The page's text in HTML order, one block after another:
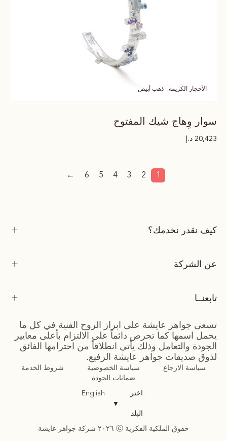
الأحجار الكريمة - ذهب أبيض
سوار وِهاج شيك المفتوح
20,423 د.إ
1
2
3
4
5
6
←
كيف نقدر نخدمك؟
عن الشركة
تابعنــا
تسعى جواهر عايشة على ابراز الروح الفنية في كل ما
يحمل اسمها كما تحرص دائماً على الالتزام بأعلى معايير
الجودة والتعامل وذلك يأتي انطلاقاً من احترامها الفائق
لذوق صديقات جواهر عايشة الرفيع.
سياسة الارجاع سياسة الخصوصية
شروط الخدمة
ضمانات الجودة
اختر
البلد
▼
English
حقوق الملكية الفكرية ⓒ ٢٠٢٦ شركة جواهر عايشة